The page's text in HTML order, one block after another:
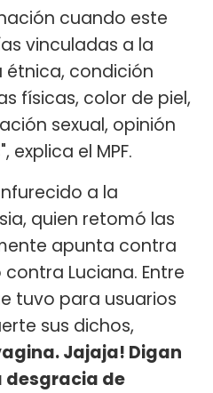
cuando este
vinculadas a la
étnica, condición
físicas, color de piel,
sexual, opinión
el MPF.
a la
quien retomó las
apunta contra
contra Luciana. Entre
tuvo para usuarios
sus dichos,
Jajaja! Digan
desgracia de